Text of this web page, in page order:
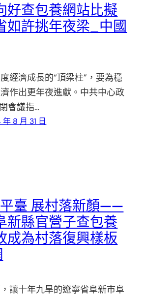
好查包養網站比擬
如許挑年夜梁_中國
經濟成長的“頂梁柱”，要為穩
作出更年夜進獻。中共中心政
會議指…
8 月 31 日
平臺 展村落新顏——
新縣官營子查包養
成為村落復興樣板
讓十年九旱的遼寧省阜新市阜